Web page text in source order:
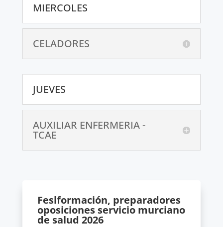
MIERCOLES
CELADORES
JUEVES
AUXILIAR ENFERMERIA -
TCAE
Feslformación, preparadores
oposiciones servicio murciano
de salud 2026